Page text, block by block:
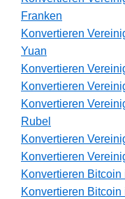
Franken
Konvertieren
Yuan
Konvertieren
Konvertieren
Konvertieren
Rubel
Konvertieren
Konvertieren
Konvertieren
Konvertieren